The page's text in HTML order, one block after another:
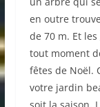
en outre
de 70 m. Et
tout moment
fêtes de Noël.
votre jardin
soit la saison.